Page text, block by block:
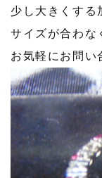
少し大きくする
サイズが合わな
お気軽にお問い